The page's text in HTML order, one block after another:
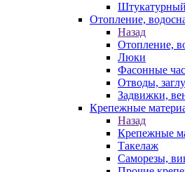
Отопление,
Назад
Отопление,
Люки
Фасонные
Отводы,
Задвижки,
Крепежные
Назад
Крепежные
Такелаж
Саморезы,